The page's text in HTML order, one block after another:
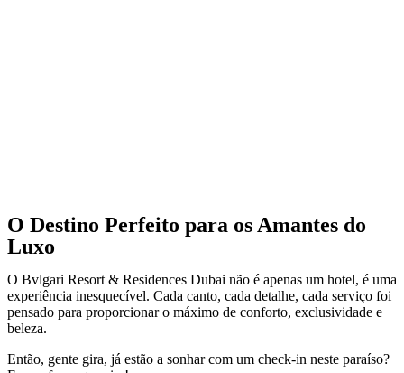
O Destino Perfeito para os Amantes do
Luxo
O Bvlgari Resort & Residences Dubai não é apenas um hotel, é uma
experiência inesquecível. Cada canto, cada detalhe, cada serviço foi
pensado para proporcionar o máximo de conforto, exclusividade e
beleza.
Então, gente gira, já estão a sonhar com um check-in neste paraíso?